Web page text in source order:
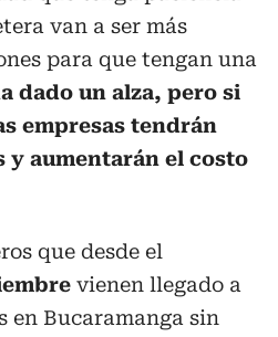
van a ser más
para que tengan una
dado un alza, pero si
empresas tendrán
y aumentarán el costo
que desde el
vienen llegado a
en Bucaramanga sin